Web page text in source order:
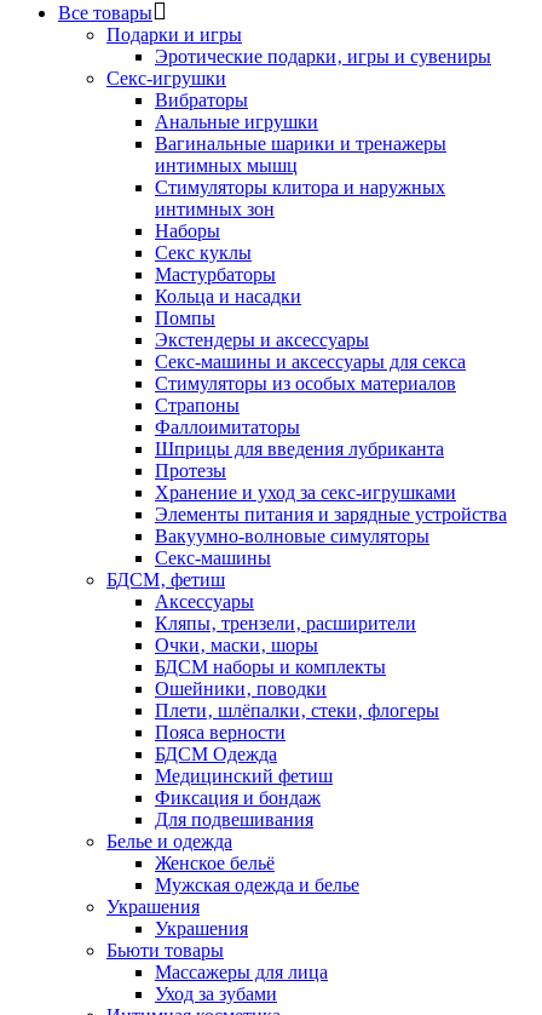
Все товары
Подарки и игры
Эротические подарки‚ игры и сувениры
Секс-игрушки
Вибраторы
Анальные игрушки
Вагинальные шарики и тренажеры
интимных мышц
Стимуляторы клитора и наружных
интимных зон
Наборы
Секс куклы
Мастурбаторы
Кольца и насадки
Помпы
Экстендеры и аксессуары
Секс-машины и аксессуары для секса
Стимуляторы из особых материалов
Страпоны
Фаллоимитаторы
Шприцы для введения лубриканта
Протезы
Хранение и уход за секс-игрушками
Элементы питания и зарядные устройства
Вакуумно-волновые симуляторы
Секс-машины
БДСМ‚ фетиш
Аксессуары
Кляпы‚ трензели‚ расширители
Очки‚ маски‚ шоры
БДСМ наборы и комплекты
Ошейники‚ поводки
Плети‚ шлёпалки‚ стеки‚ флогеры
Пояса верности
БДСМ Одежда
Медицинский фетиш
Фиксация и бондаж
Для подвешивания
Белье и одежда
Женское бельё
Мужская одежда и белье
Украшения
Украшения
Бьюти товары
Массажеры для лица
Уход за зубами